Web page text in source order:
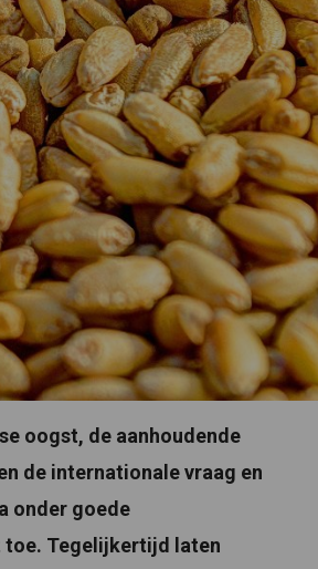
oogst, de aanhoudende
de internationale vraag en
onder goede
toe. Tegelijkertijd laten